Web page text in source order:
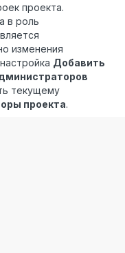
проекта.
в роль
изменения
Добавить
текущему
проекта.